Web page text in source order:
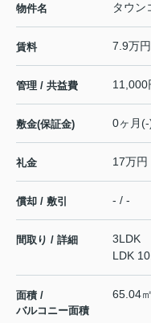
物件名 タウン
賃料 7.9万円
管理 / 共益費 11,000
敷金(保証金) 0ヶ月(-
礼金 17万円
償却 / 敷引 - / -
間取り / 詳細
3LDK
LDK
面積 /
バルコニー面積
65.04